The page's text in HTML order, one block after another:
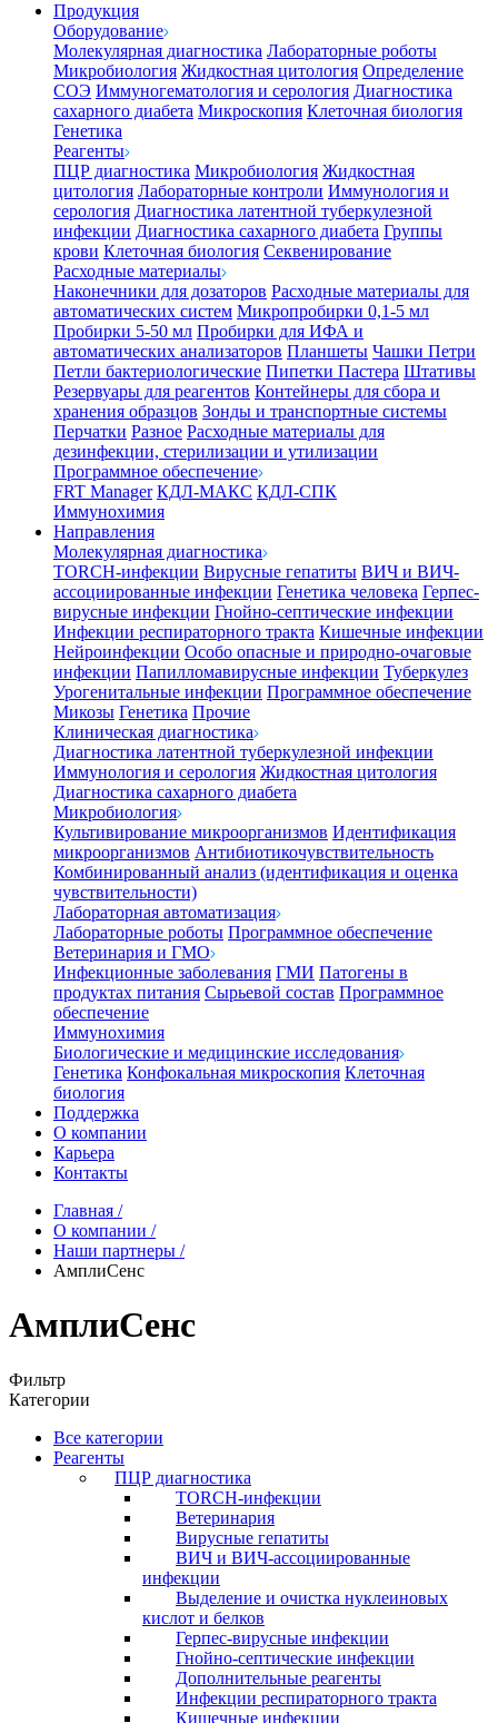
Продукция
Оборудование
Молекулярная диагностика Лабораторные роботы
Микробиология Жидкостная цитология Определение
СОЭ Иммуногематология и серология Диагностика
сахарного диабета Микроскопия Клеточная биология
Генетика
Реагенты
ПЦР диагностика Микробиология Жидкостная
цитология Лабораторные контроли Иммунология и
серология Диагностика латентной туберкулезной
инфекции Диагностика сахарного диабета Группы
крови Клеточная биология Секвенирование
Расходные материалы
Наконечники для дозаторов Расходные материалы для
автоматических систем Микропробирки 0,1-5 мл
Пробирки 5-50 мл Пробирки для ИФА и
автоматических анализаторов Планшеты Чашки Петри
Петли бактериологические Пипетки Пастера Штативы
Резервуары для реагентов Контейнеры для сбора и
хранения образцов Зонды и транспортные системы
Перчатки Разное Расходные материалы для
дезинфекции, стерилизации и утилизации
Программное обеспечение
FRT Manager КДЛ-МАКС КДЛ-СПК
Иммунохимия
Направления
Молекулярная диагностика
TORCH-инфекции Вирусные гепатиты ВИЧ и ВИЧ-
ассоциированные инфекции Генетика человека Герпес-
вирусные инфекции Гнойно-септические инфекции
Инфекции респираторного тракта Кишечные инфекции
Нейроинфекции Особо опасные и природно-очаговые
инфекции Папилломавирусные инфекции Туберкулез
Урогенитальные инфекции Программное обеспечение
Микозы Генетика Прочие
Клиническая диагностика
Диагностика латентной туберкулезной инфекции
Иммунология и серология Жидкостная цитология
Диагностика сахарного диабета
Микробиология
Культивирование микроорганизмов Идентификация
микроорганизмов Антибиотикочувствительность
Комбинированный анализ (идентификация и оценка
чувствительности)
Лабораторная автоматизация
Лабораторные роботы Программное обеспечение
Ветеринария и ГМО
Инфекционные заболевания ГМИ Патогены в
продуктах питания Сырьевой состав Программное
обеспечение
Иммунохимия
Биологические и медицинские исследования
Генетика Конфокальная микроскопия Клеточная
биология
Поддержка
О компании
Карьера
Контакты
Главная /
О компании /
Наши партнеры /
АмплиСенс
АмплиСенс
Фильтр
Категории
Все категории
Реагенты
ПЦР диагностика
TORCH-инфекции
Ветеринария
Вирусные гепатиты
ВИЧ и ВИЧ-ассоциированные
инфекции
Выделение и очистка нуклеиновых
кислот и белков
Герпес-вирусные инфекции
Гнойно-септические инфекции
Дополнительные реагенты
Инфекции респираторного тракта
Кишечные инфекции